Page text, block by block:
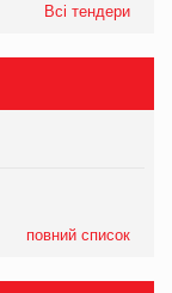
Всі тендери
повний список